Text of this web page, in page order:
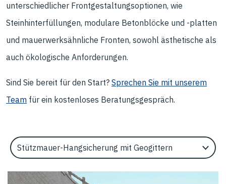
unterschiedlicher Frontgestaltungsoptionen, wie
Steinhinterfüllungen, modulare Betonblöcke und -platten
und mauerwerksähnliche Fronten, sowohl ästhetische als
auch ökologische Anforderungen.
Sind Sie bereit für den Start? Sprechen Sie mit unserem
Team für ein kostenloses Beratungsgespräch.
Select an Application Feature